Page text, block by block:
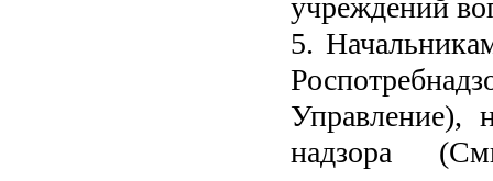
5.
Управление),
надзора